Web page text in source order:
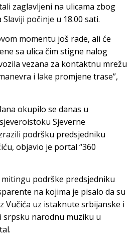
zaglavljeni na ulicama zbog
počinje u 18.00 sati.
momentu još rade, ali će
sa ulica čim stigne nalog
vezana za kontaktnu mrežu
i lake promjene trase”,
okupilo se danas u
Sjeverne
podršku predsjedniku
objavio je portal “360
podrške predsjedniku
na kojima je pisalo da su
Vučića uz istaknute srbijanske i
srpsku narodnu muziku u